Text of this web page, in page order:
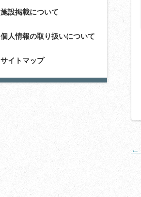
施設掲載について
個人情報の取り扱いについて
サイトマップ
投
←